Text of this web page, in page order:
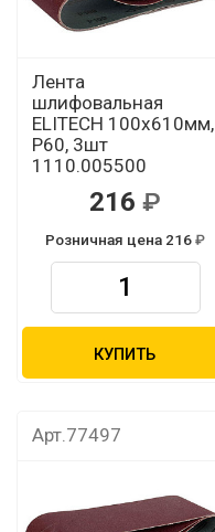
Лента
шлифовальная
ELITECH 100х610мм,
Р60, 3шт
1110.005500
216
Розничная цена 216
КУПИТЬ
Арт.77497